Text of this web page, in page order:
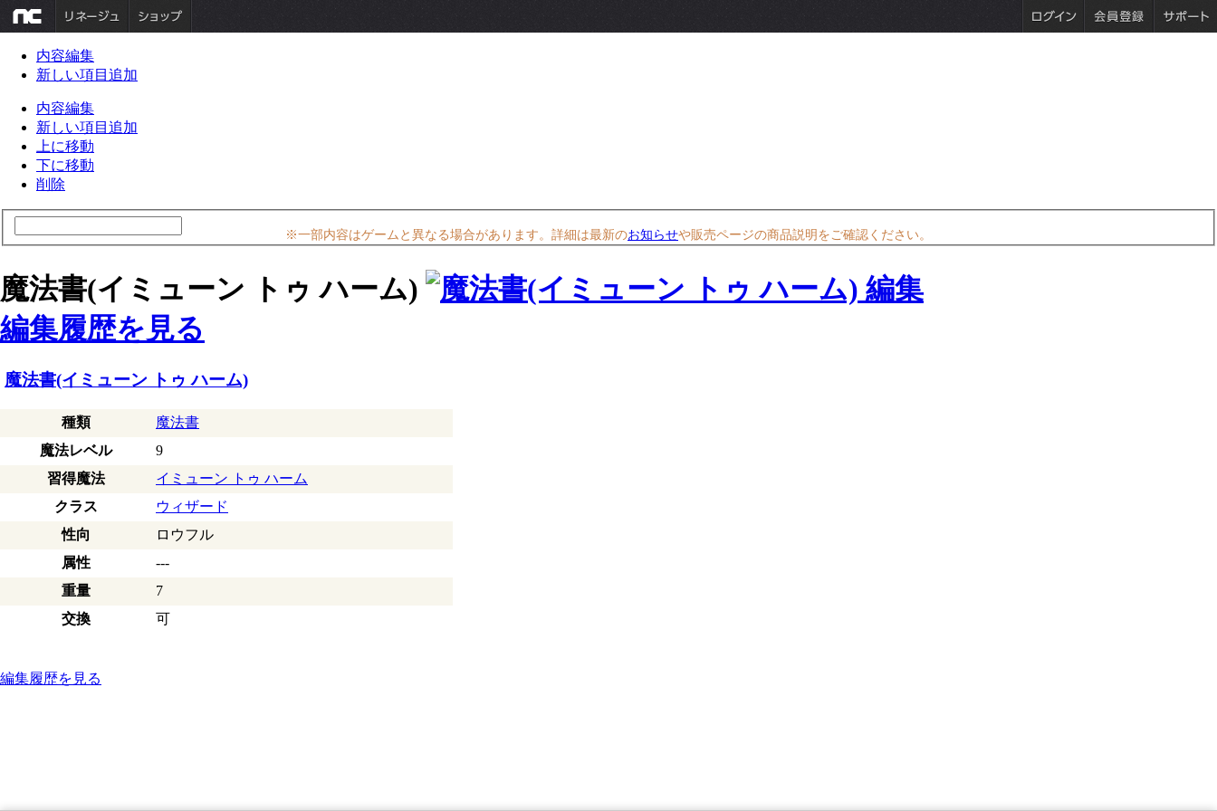
内容編集
新しい項目追加
内容編集
新しい項目追加
上に移動
下に移動
削除
※一部内容はゲームと異なる場合があります。詳細は最新のお知らせや販売ページの商品説明をご確認ください。
魔法書(イミューン トゥ ハーム)
編集履歴を見る
魔法書(イミューン トゥ ハーム)
種類
魔法書
魔法レベル
9
習得魔法
イミューン トゥ ハーム
クラス
ウィザード
性向
ロウフル
属性
---
重量
7
交換
可
編集履歴を見る